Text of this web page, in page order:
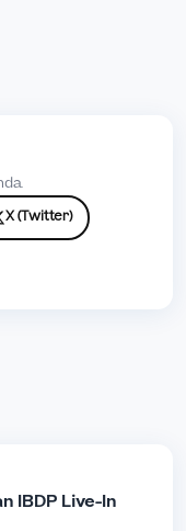
X (Twitter)
IBDP Live-In